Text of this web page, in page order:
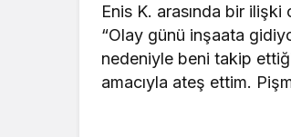
Enis K. arasında bir
“Olay günü inşaata
nedeniyle beni takip
amacıyla ateş ettim.